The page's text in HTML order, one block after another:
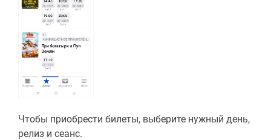
Чтобы приобрести билеты, выберите нужный день,
релиз и сеанс.